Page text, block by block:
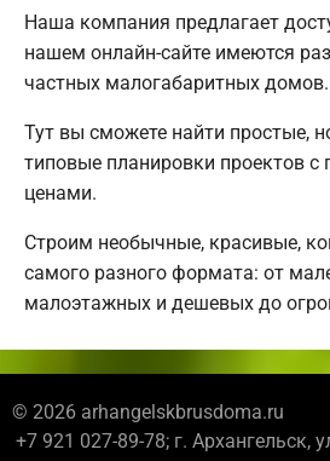
Наша компания предлагает
нашем онлайн-сайте имеются
частных малогабаритных домов.
Тут вы сможете найти простые,
типовые планировки проектов с
ценами.
Строим необычные, красивые,
самого разного формата: от
малоэтажных и дешевых до
© 2026 arhangelskbrusdoma.ru
+7 921 027-89-78; г. Архангельск,